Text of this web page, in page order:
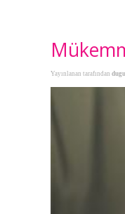
Yayınlanan tarafından